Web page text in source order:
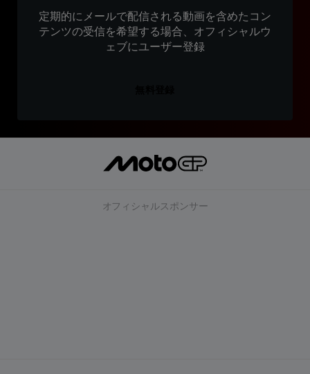
定期的にメールで配信される動画を含めたコン
テンツの受信を希望する場合、オフィシャルウ
ェブにユーザー登録
オフィシャルスポンサー